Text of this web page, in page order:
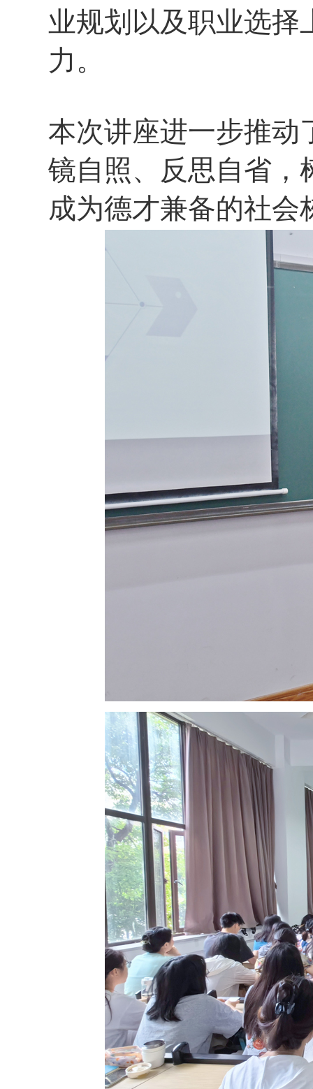
业规划以及职业选择
力。
本次讲座进一步推动
镜自照、反思自省，
成为德才兼备的社会